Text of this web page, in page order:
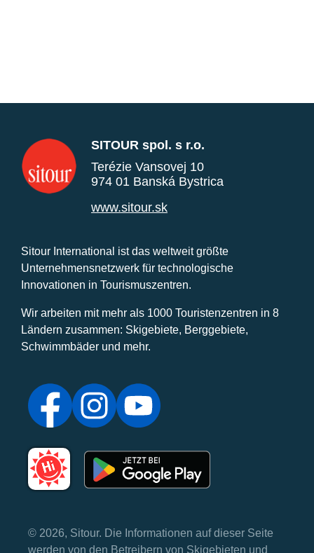
SITOUR spol. s r.o.
Terézie Vansovej 10
974 01 Banská Bystrica
www.sitour.sk
Sitour International ist das weltweit größte
Unternehmensnetzwerk für technologische
Innovationen in Tourismuszentren.
Wir arbeiten mit mehr als 1000 Touristenzentren in 8
Ländern zusammen: Skigebiete, Berggebiete,
Schwimmbäder und mehr.
© 2026, Sitour. Die Informationen auf dieser Seite
werden von den Betreibern von Skigebieten und